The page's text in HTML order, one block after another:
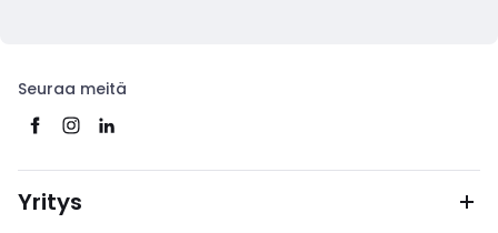
Seuraa meitä
Yritys